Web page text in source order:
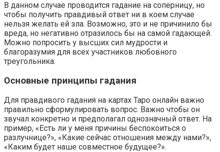
В данном случае проводится гадание на соперницу, но
чтобы получить правдивый ответ ни в коем случае
нельзя желать ей зла. Возможно, это и не причинило бы
вреда, но негативно отразилось бы на самой гадающей.
Можно попросить у высших сил мудрости и
благоразумия для всех участников любовного
треугольника.
Основные принципы гадания
Для правдивого гадания на картах Таро онлайн важно
правильно сформулировать вопрос. Важно чтобы он
звучал конкретно и предполагал однозначный ответ. На
пример, «Есть ли у меня причины беспокоиться о
разлучнице?», «Какие сейчас отношения между нами?»,
«Каким будет наше совместное будущее?».